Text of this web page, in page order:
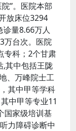
”。医院本部
放床位3294
量8.66万人
万台次。医院
专科；2个甘肃
,其中包括王陇
、万峰院士工
其中甲等学科
中甲等专业11
国家级培训基
力障碍诊断中